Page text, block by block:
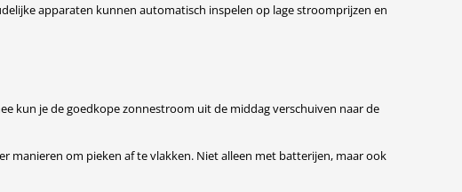
apparaten kunnen automatisch inspelen op lage stroomprijzen en
kun je de goedkope zonnestroom uit de middag verschuiven naar de
manieren om pieken af te vlakken. Niet alleen met batterijen, maar ook